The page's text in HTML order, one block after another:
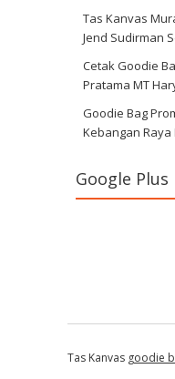
Tas Kanvas
Jend Sudirman
Cetak Goodie
Pratama MT
Goodie Bag
Kebangan Raya
Google Plus
Tas Kanvas goodie